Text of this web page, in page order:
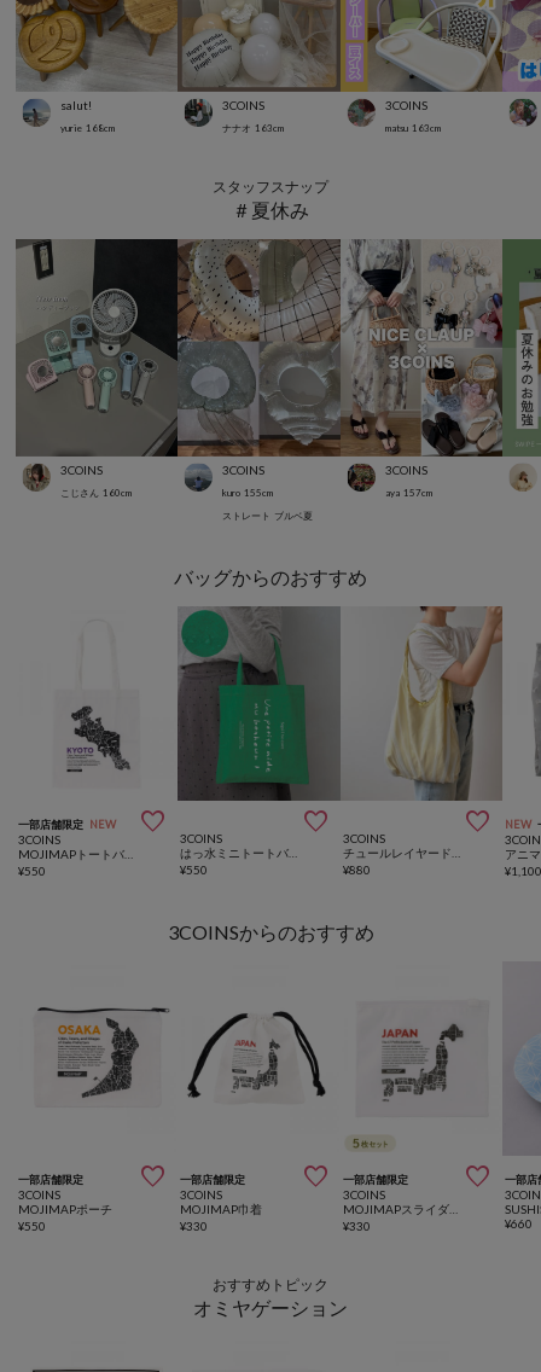
salut!
yurie 168cm
3COINS
ナナオ 163cm
3COINS
matsu 163cm
スタッフスナップ
＃夏休み
3COINS
こじさん 160cm
3COINS
kuro 155cm
ストレート ブルベ夏
3COINS
aya 157cm
バッグからのおすすめ
一部店舗限定 NEW 
3COINS
¥550

3COINS
¥550

3COINS
¥880
NEW
¥
3COINSからのおすすめ
一部店舗限定 
3COINS
MOJIMAPポーチ
¥550
一部店舗限定 
3COINS
MOJIMAP巾着
¥330
一部店舗限定 
3COINS
MOJIMAPスライダージップ
¥330
一部店
¥660
おすすめトピック
オミヤゲーション